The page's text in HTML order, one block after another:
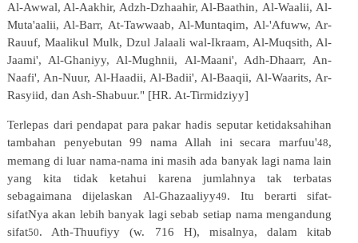
Al-Awwal, Al-Aakhir, Adzh-Dzhaahir, Al-Baathin, Al-Waalii, Al-
Muta'aalii, Al-Barr, At-Tawwaab, Al-Muntaqim, Al-'Afuww, Ar-
Rauuf, Maalikul Mulk, Dzul Jalaali wal-Ikraam, Al-Muqsith, Al-
Jaami', Al-Ghaniyy, Al-Mughnii, Al-Maani', Adh-Dhaarr, An-
Naafi', An-Nuur, Al-Haadii, Al-Badii', Al-Baaqii, Al-Waarits, Ar-
Rasyiid, dan Ash-Shabuur." [HR. At-Tirmidziyy]
Terlepas dari pendapat para pakar hadis seputar ketidaksahihan
tambahan penyebutan 99 nama Allah ini secara marfuu'48,
memang di luar nama-nama ini masih ada banyak lagi nama lain
yang kita tidak ketahui karena jumlahnya
tak
terbatas
sebagaimana
dijelaskan Al-Ghazaaliyy49. Itu berarti
sifat-
sifatNya akan lebih banyak lagi sebab setiap nama mengandung
sifat50. Ath-Thuufiyy (w. 716 H), misalnya, dalam kitab